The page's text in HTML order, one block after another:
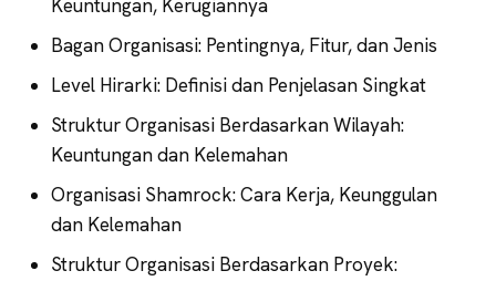
Keuntungan, Kerugiannya
Bagan Organisasi: Pentingnya, Fitur, dan Jenis
Level Hirarki: Definisi dan Penjelasan Singkat
Struktur Organisasi Berdasarkan Wilayah:
Keuntungan dan Kelemahan
Organisasi Shamrock: Cara Kerja, Keunggulan
dan Kelemahan
Struktur Organisasi Berdasarkan Proyek: